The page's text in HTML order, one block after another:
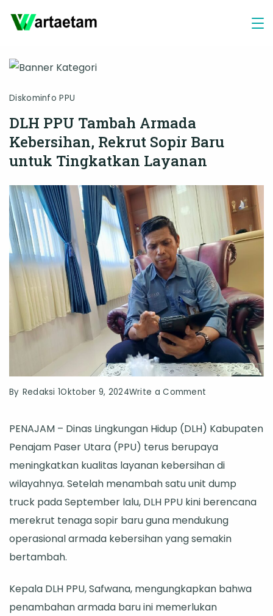
Diskominfo PPU
DLH PPU Tambah Armada
Kebersihan, Rekrut Sopir Baru
untuk Tingkatkan Layanan
By Redaksi 1Oktober 9, 2024Write a Comment
PPU
Tambah
Armada
Kebersihan,
Rekrut
Sopir
Baru
Layanan
PENAJAM – Dinas Lingkungan Hidup (DLH) Kabupaten
Penajam Paser Utara (PPU) terus berupaya
meningkatkan kualitas layanan kebersihan di
wilayahnya. Setelah menambah satu unit dump
truck pada September lalu, DLH PPU kini berencana
merekrut tenaga sopir baru guna mendukung
operasional armada kebersihan yang semakin
bertambah.
Kepala DLH PPU, Safwana, mengungkapkan bahwa
penambahan armada baru ini memerlukan